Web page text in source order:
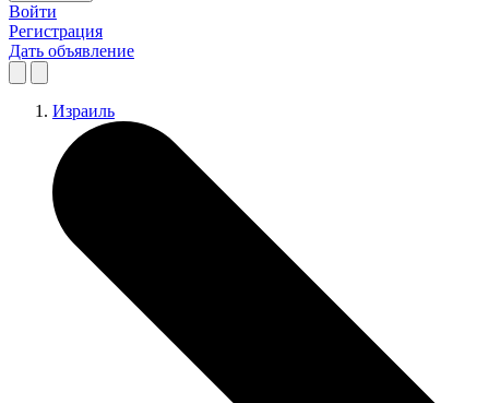
Войти
Регистрация
Дать объявление
Израиль